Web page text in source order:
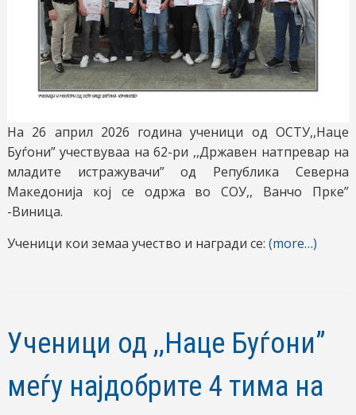
На 26 април 2026 година ученици од ОСТУ,,Наце
Буѓони” учествуваа на 62-ри ,,Државен натпревар на
младите истражувачи” од Република Северна
Македонија кој се одржа во СОУ,, Ванчо Прке”
-Виница.
Ученици кои земаа учество и награди се: (more…)
Ученици од ,,Наце Буѓони”
меѓу најдобрите 4 тима на